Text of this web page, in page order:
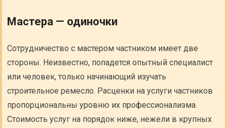
Мастера — одиночки
Сотрудничество с мастером частником имеет две
стороны. Неизвестно, попадется опытный специалист
или человек, только начинающий изучать
строительное ремесло. Расценки на услуги частников
пропорциональны уровню их профессионализма.
Стоимость услуг на порядок ниже, нежели в крупных